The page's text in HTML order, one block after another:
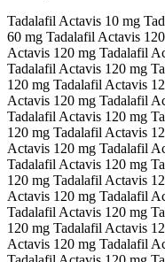
Tadalafil Actavis 10 mg
60 mg Tadalafil Actavis
Actavis 120 mg Tadalafil
Tadalafil Actavis 120 mg
120 mg Tadalafil Actavis
Actavis 120 mg Tadalafil
Tadalafil Actavis 120 mg
120 mg Tadalafil Actavis
Actavis 120 mg Tadalafil
Tadalafil Actavis 120 mg
120 mg Tadalafil Actavis
Actavis 120 mg Tadalafil
Tadalafil Actavis 120 mg
120 mg Tadalafil Actavis
Actavis 120 mg Tadalafil